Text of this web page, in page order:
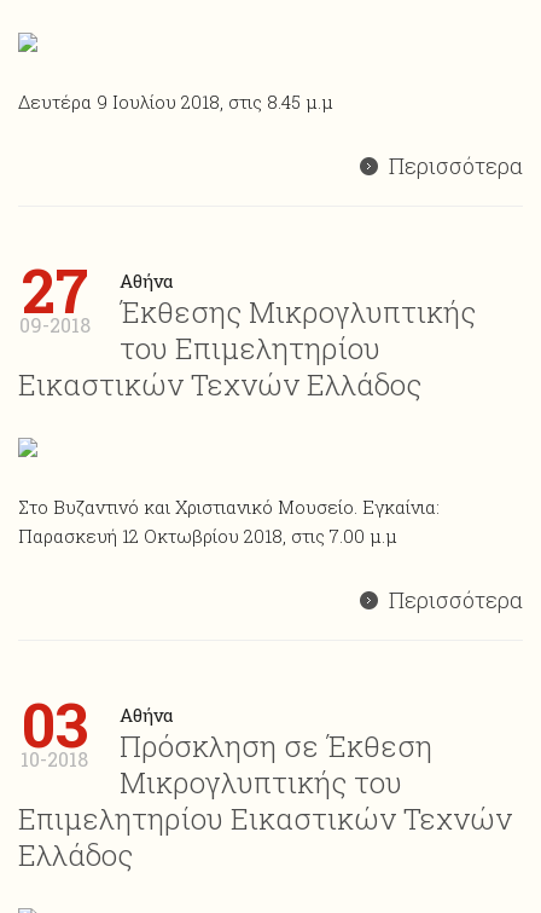
Δευτέρα 9 Ιουλίου 2018, στις 8.45 μ.μ
Περισσότερα
27
09-2018
Αθήνα
Έκθεσης Μικρογλυπτικής
του Επιμελητηρίου
Εικαστικών Τεχνών Ελλάδος
Στο Βυζαντινό και Χριστιανικό Μουσείο. Εγκαίνια:
Παρασκευή 12 Οκτωβρίου 2018, στις 7.00 μ.μ
Περισσότερα
03
10-2018
Αθήνα
Πρόσκληση σε Έκθεση
Μικρογλυπτικής του
Επιμελητηρίου Εικαστικών Τεχνών
Ελλάδος